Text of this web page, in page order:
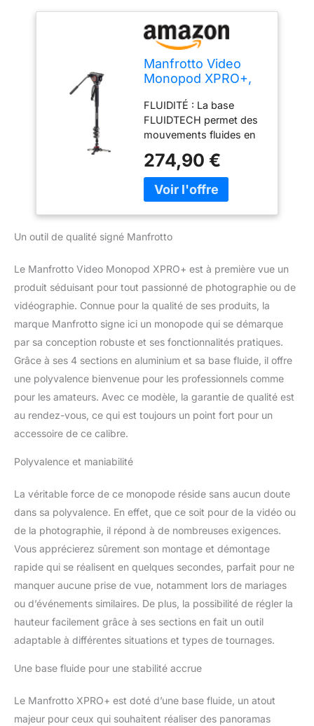
Manfrotto Video
Monopod XPRO+,
Stabilisateur pour
Appareil Photo et
Vidéo à 4 Sections
en Aluminium, avec
Base Fluide,
Support
Smartphone et
Téléphone
FLUIDITÉ : La base
FLUIDTECH permet des
mouvements fluides en
inclinaison et en rotation,
avec un maximum de
précision, et une plus
les trois pieds
monopode extrêmement
maniable une fois plié, et
vous permettent de le
transporter partout
ANTI-ROTATION : de
nouveaux tubes en
aluminium en forme de D
la rotation, notamment
suite à des mouvements
rapides TOURNAGE
monopode, éliminant
ainsi les mouvements
saccadés indésirables
PRATIQUE : l'appareil se
met en marche
rapidement grâce au
latéral, le monopode est
équipé d'Easy Link pour
connecter des
accessoires, et d'une
500PLONG
274,90 €
Un outil de qualité signé Manfrotto
Le Manfrotto Video Monopod XPRO+ est à première vue un
produit séduisant pour tout passionné de photographie ou de
vidéographie. Connue pour la qualité de ses produits, la
marque Manfrotto signe ici un monopode qui se démarque
par sa conception robuste et ses fonctionnalités pratiques.
Grâce à ses 4 sections en aluminium et sa base fluide, il offre
une polyvalence bienvenue pour les professionnels comme
pour les amateurs. Avec ce modèle, la garantie de qualité est
au rendez-vous, ce qui est toujours un point fort pour un
accessoire de ce calibre.
Polyvalence et maniabilité
La véritable force de ce monopode réside sans aucun doute
dans sa polyvalence. En effet, que ce soit pour de la vidéo ou
de la photographie, il répond à de nombreuses exigences.
Vous apprécierez sûrement son montage et démontage
rapide qui se réalisent en quelques secondes, parfait pour ne
manquer aucune prise de vue, notamment lors de mariages
ou d’événements similaires. De plus, la possibilité de régler la
hauteur facilement grâce à ses sections en fait un outil
adaptable à différentes situations et types de tournages.
Une base fluide pour une stabilité accrue
Le Manfrotto XPRO+ est doté d’une base fluide, un atout
majeur pour ceux qui souhaitent réaliser des panoramas